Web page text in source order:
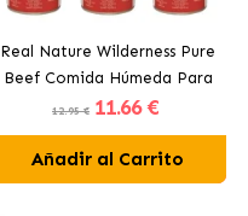
Real Nature Wilderness Pure
Beef Comida Húmeda Para
Perros Adultos con Ternera
12.95 € 11.66 €
Añadir al Carrito